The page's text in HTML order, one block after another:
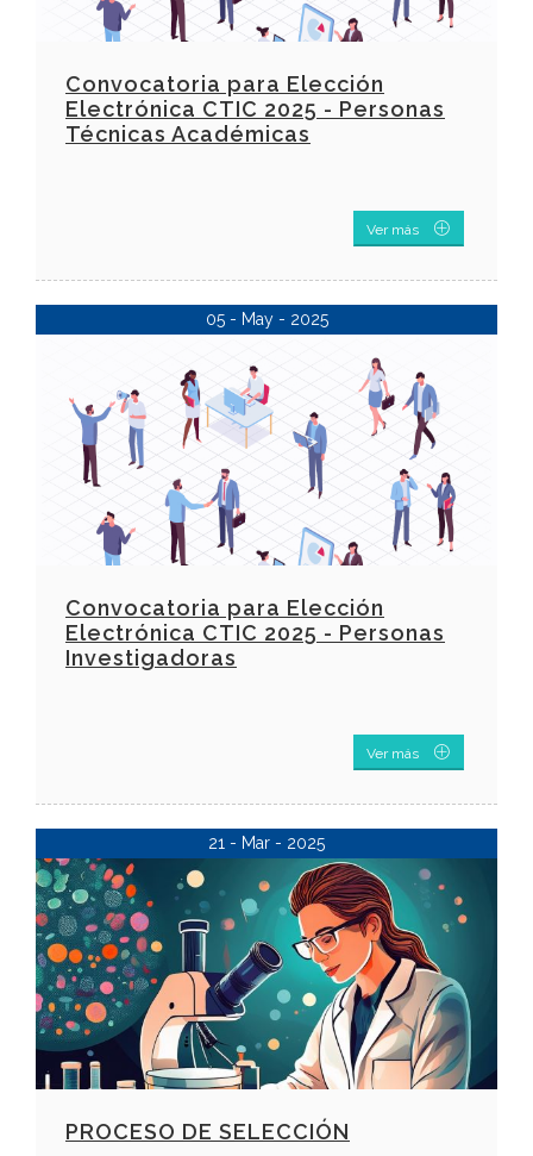
Convocatoria para Elección
Electrónica CTIC 2025 - Personas
Técnicas Académicas
Ver más
05 - May - 2025
Convocatoria para Elección
Electrónica CTIC 2025 - Personas
Investigadoras
Ver más
21 - Mar - 2025
PROCESO DE SELECCIÓN